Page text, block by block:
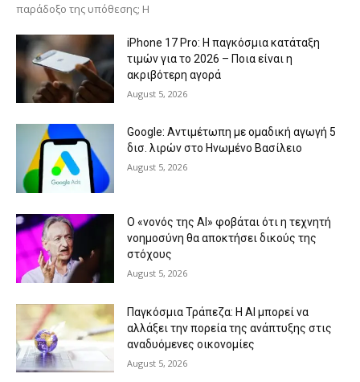
παράδοξο της υπόθεσης; Η
iPhone 17 Pro: Η παγκόσμια κατάταξη
τιμών για το 2026 – Ποια είναι η
ακριβότερη αγορά
August 5, 2026
Google: Αντιμέτωπη με ομαδική αγωγή 5
δισ. λιρών στο Ηνωμένο Βασίλειο
August 5, 2026
Ο «νονός της AI» φοβάται ότι η τεχνητή
νοημοσύνη θα αποκτήσει δικούς της
στόχους
August 5, 2026
Παγκόσμια Τράπεζα: Η AI μπορεί να
αλλάξει την πορεία της ανάπτυξης στις
αναδυόμενες οικονομίες
August 5, 2026